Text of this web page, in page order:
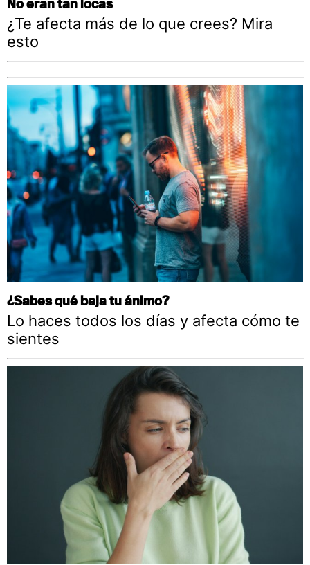
No eran tan locas
¿Te afecta más de lo que crees? Mira
esto
¿Sabes qué baja tu ánimo?
Lo haces todos los días y afecta cómo te
sientes